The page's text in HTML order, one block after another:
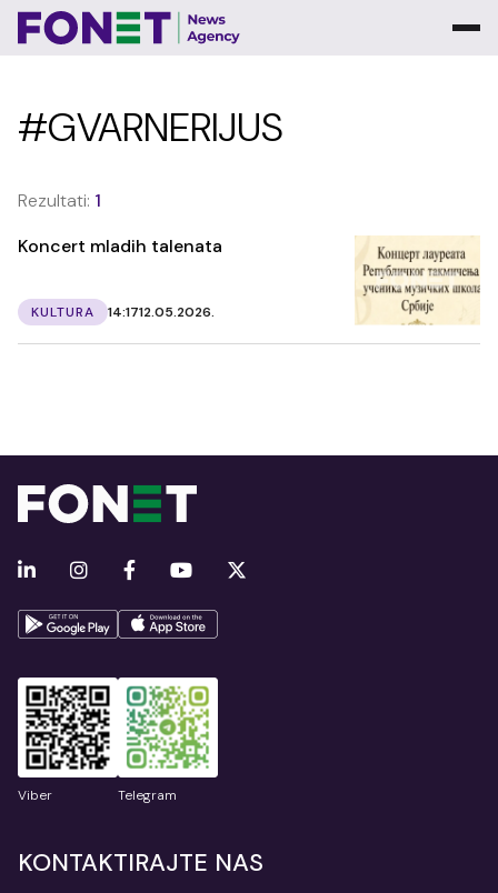
#GVARNERIJUS
Rezultati: 1
Koncert mladih talenata
KULTURA 14:1712.05.2026.
Viber Telegram
KONTAKTIRAJTE NAS